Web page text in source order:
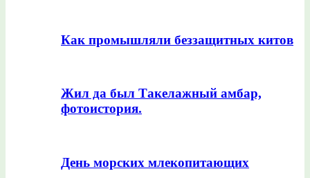
Как промышляли беззащитных китов
Жил да был Такелажный амбар,
фотоистория.
День морских млекопитающих